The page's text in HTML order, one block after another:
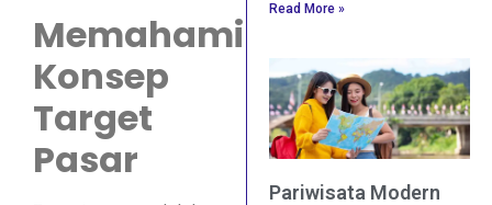
Memahami
Konsep
Target
Pasar
Read More »
Pariwisata Modern